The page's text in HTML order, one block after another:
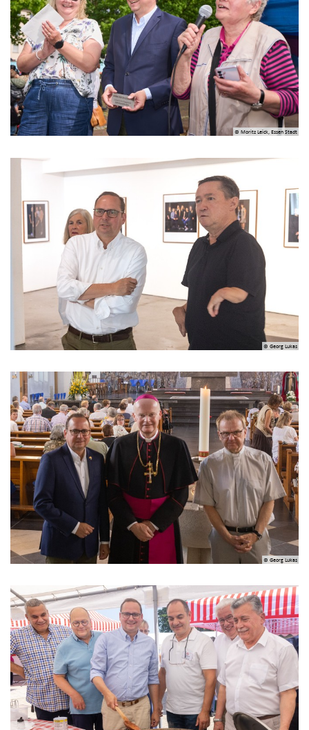
© Moritz Leick, Essen Stadt
© Georg Lukas
© Georg Lukas